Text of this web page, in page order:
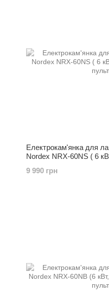
Електрокам'янка для
Nordex NRX-60NS ( 6
9 990 грн